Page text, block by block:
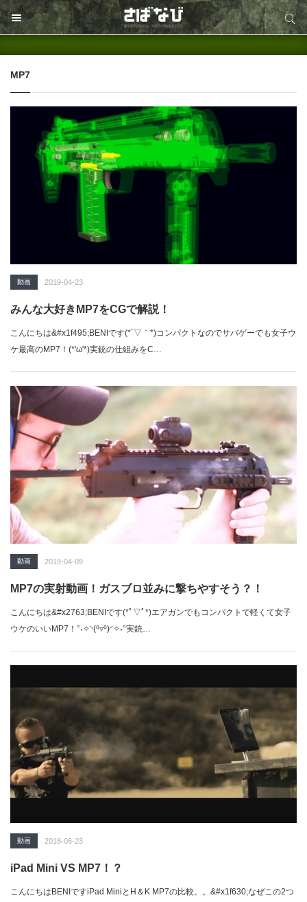
サイト内検索
MP7
動画 2019-04-23
みんな大好きMP7をCGで解説！
こんにちは&#x1f495;BENIです(*´▽｀*)コンパクトなのでサバゲーでも女子ウ
ケ最高のMP7！(*'ω'*)実銃の仕組みをC…
動画 2019-04-09
MP7の実射動画！ガスブロ並みに撃ちやすそう？！
こんにちは&#x2763;BENIです(*ﾟ▽ﾟ*)エアガンでもコンパクトで軽くて女子
ウケのいいMP7！°˖✧◝(⁰▿⁰)◜✧˖°実銃…
動画 2018-06-23
iPad Mini VS MP7！？
こんにちはBENIですiPad MiniとH＆K MP7の比較。。&#x1f630;なぜこの2つ
サイト内検索